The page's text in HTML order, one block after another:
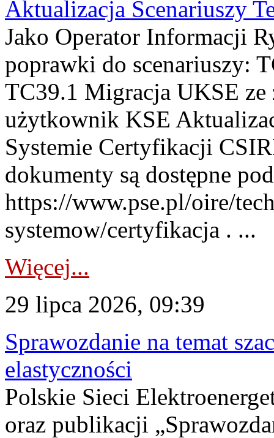
Aktualizacja Scenariuszy
Jako Operator Informacji
poprawki do scenariuszy:
TC39.1 Migracja UKSE
użytkownik KSE
Systemie Certyfikacji
dokumenty są dostępne
https://www.pse.pl/oire/
systemow/certyfikacja . ...
Więcej...
29 lipca 2026, 09:39
Sprawozdanie na temat
elastyczności
Polskie Sieci
oraz publikacji